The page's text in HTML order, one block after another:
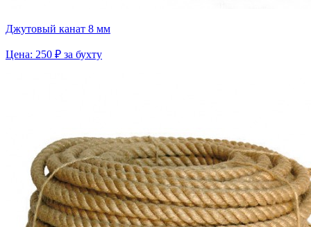
Джутовый канат 8 мм
Цена: 250 ₽ за бухту